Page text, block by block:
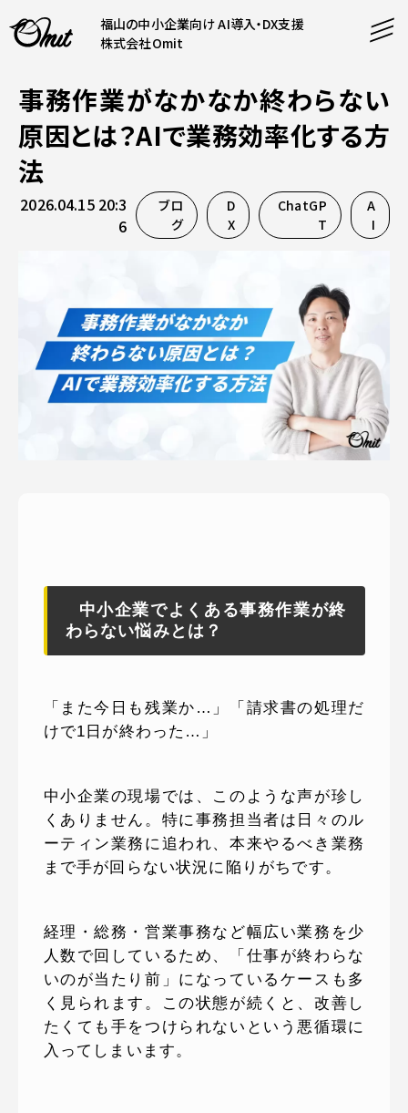
福山の中小企業向け AI導入・DX支援
株式会社Omit
SERVICE
事業内容
AI導入支援
システム開発
ホームページ制作
CONTENT
料金表
企業案内
会社概要
採用情報
お知らせ
PRODUCTS
運営サービス
事務作業がなかなか終わらない
原因とは？AIで業務効率化する方
法
2026.04.15 20:3
6
ブロ
グ
D
X
ChatGP
T
A
I
中小企業でよくある事務作業が終
わらない悩みとは？
「また今日も残業か…」「請求書の処理だ
けで1日が終わった…」
中小企業の現場では、このような声が珍し
くありません。特に事務担当者は日々のル
ーティン業務に追われ、本来やるべき業務
まで手が回らない状況に陥りがちです。
経理・総務・営業事務など幅広い業務を少
人数で回しているため、「仕事が終わらな
いのが当たり前」になっているケースも多
く見られます。この状態が続くと、改善し
たくても手をつけられないという悪循環に
入ってしまいます。